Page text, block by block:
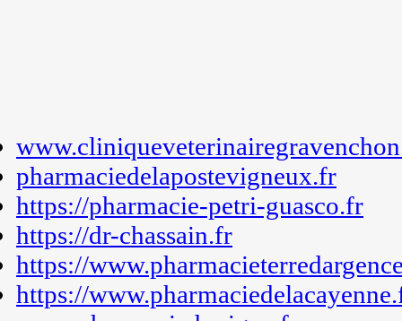
pharmaciedelapostevigneux.fr
https://pharmacie-petri-guasco.fr
https://dr-chassain.fr
https://
https://